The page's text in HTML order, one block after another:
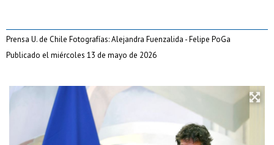
Prensa U. de Chile Fotografías: Alejandra Fuenzalida - Felipe PoGa
Publicado el miércoles 13 de mayo de 2026